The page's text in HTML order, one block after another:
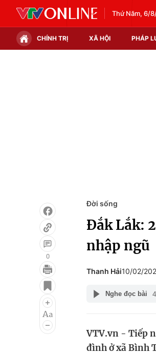
Thứ Năm, 6/
CHÍNH TRỊ XÃ HỘI PHÁP
Điện ảnh
Âm nhạc
Du
0
Đời sống
Đắk Lắk:
nhập ngũ
Thanh Hải10/02/
Nghe đọc bài
VTV.vn - Tiếp
đình ở xã Bình